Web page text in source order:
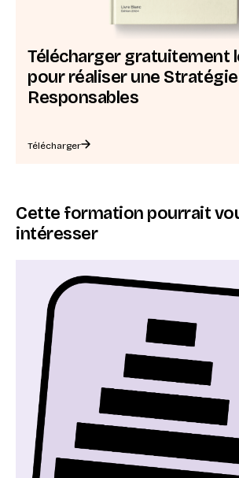
Télécharger gratuitement
pour réaliser une
Responsables
Télécharger
Cette formation pourrait
intéresser